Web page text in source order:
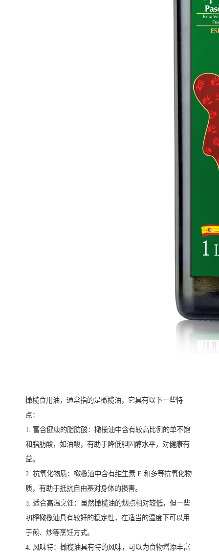
橄榄食用油，通常指的是橄榄油，它具有以下一些特
点：
1. 富含健康的脂肪酸：橄榄油中含有较高比例的单不饱
和脂肪酸，如油酸，有助于降低胆固醇水平，对健康有
益。
2. 抗氧化物质：橄榄油中含有维生素 E 和多等抗氧化物
质，有助于抵抗自由基对身体的损害。
3. 适合高温烹饪：虽然橄榄油的烟点相对较低，但一些
初榨橄榄油具有较好的稳定性，在适当的温度下可以用
于煎、炒等烹饪方式。
4. 风味特：橄榄油具有特的风味，可以为食物增添丰富